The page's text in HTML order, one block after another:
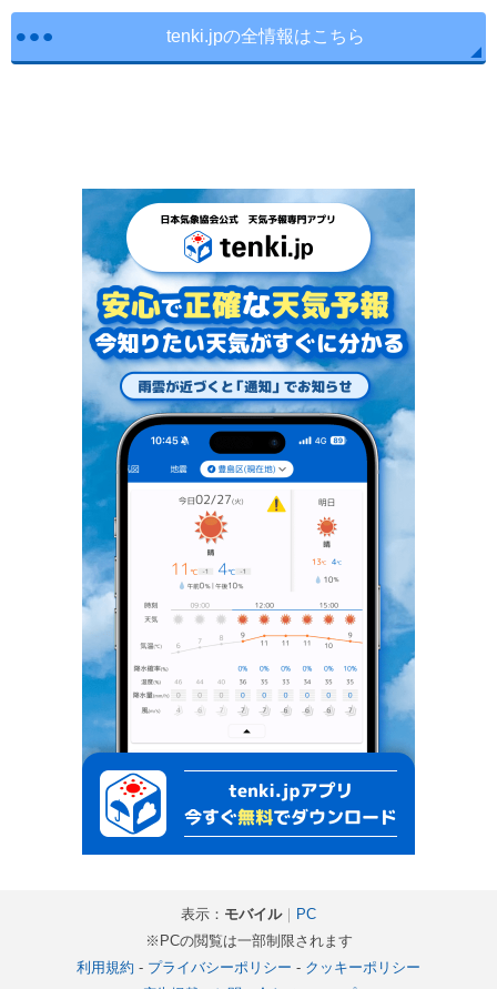
tenki.jpの全情報はこちら
表示： モバイル｜
PC
※PCの閲覧は一部制限されます
利用規約 - プライバシーポリシー - クッキーポリシー